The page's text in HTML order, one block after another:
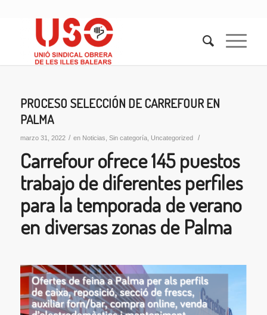
PROCESO SELECCIÓN DE CARREFOUR EN
PALMA
marzo 31, 2022 / en Noticias Sin categoría, Uncategorized /
Carrefour ofrece 145 puestos
trabajo de diferentes perfiles
para la temporada de verano
en diversas zonas de Palma